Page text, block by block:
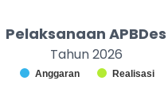
Pelaksanaan APBDes
Tahun 2026
Anggaran Realisasi